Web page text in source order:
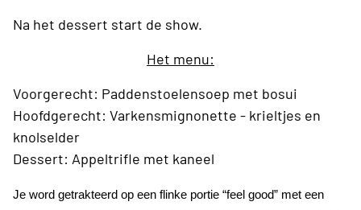
Na het dessert start de show.
Het menu:
Voorgerecht: Paddenstoelensoep met bosui
Hoofdgerecht: Varkensmignonette - krieltjes en
knolselder
Dessert: Appeltrifle met kaneel
Je word getrakteerd op een flinke portie “feel good” met een